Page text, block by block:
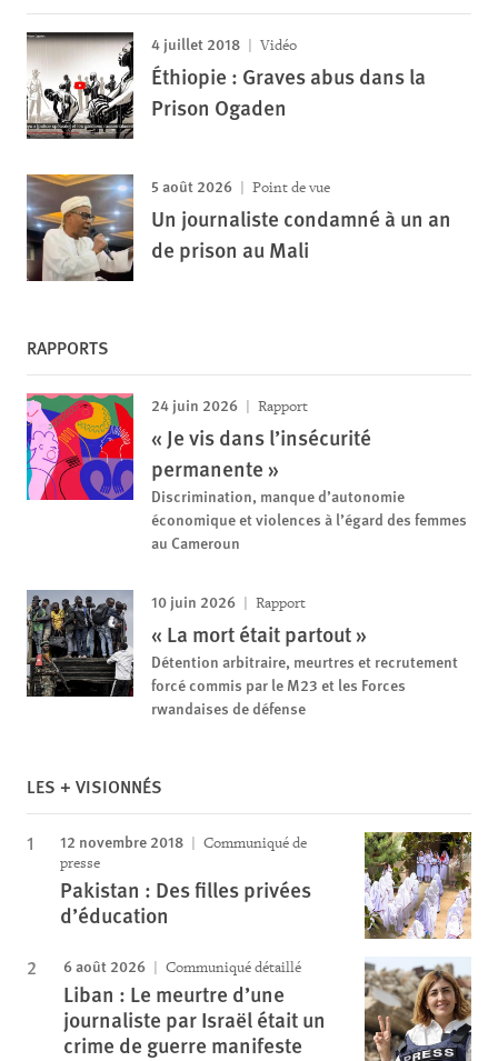
4 juillet 2018 Vidéo
Éthiopie : Graves abus dans la
Prison Ogaden
5 août 2026 Point de vue
Un journaliste condamné à un an
de prison au Mali
RAPPORTS
24 juin 2026 Rapport
« Je vis dans l’insécurité
permanente »
Discrimination, manque d’autonomie
économique et violences à l’égard des femmes
au Cameroun
10 juin 2026 Rapport
« La mort était partout »
Détention arbitraire, meurtres et recrutement
forcé commis par le M23 et les Forces
rwandaises de défense
LES + VISIONNÉS
12 novembre 2018
Communiqué de
presse
Pakistan : Des filles privées
d’éducation
6 août 2026 Communiqué détaillé
Liban : Le meurtre d’une
journaliste par Israël était un
crime de guerre manifeste